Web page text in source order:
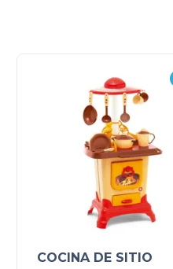
COCINA DE SITIO